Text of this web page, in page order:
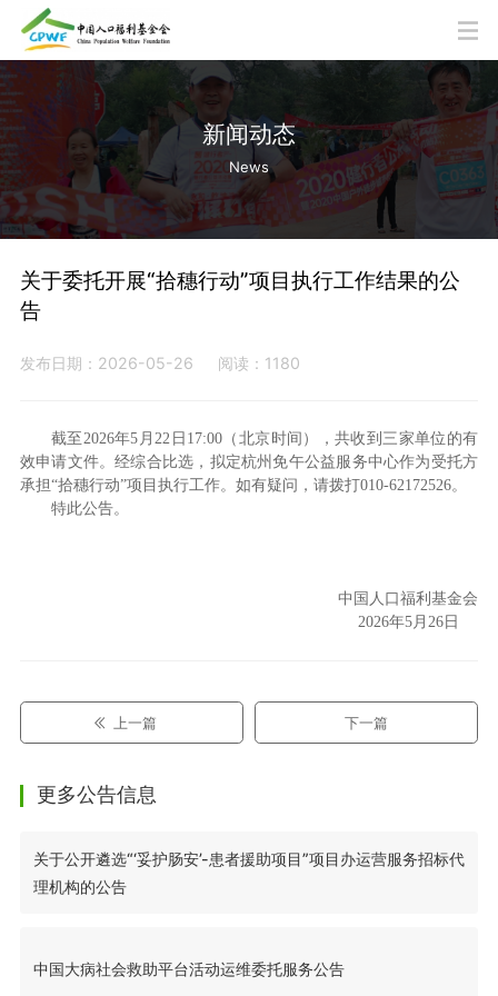
新闻动态
News
关于委托开展“拾穗行动”项目执行工作结果的公
告
发布日期：2026-05-26 阅读：1180
截至2026年5月22日17:00（北京时间），共收到三家单位的有
效申请文件。经综合比选，拟定杭州免午公益服务中心作为受托方
承担“拾穗行动”项目执行工作。如有疑问，请拨打010-62172526。
特此公告。
中国人口福利基金会
2026年5月26日
上一篇 下一篇
更多公告信息
关于公开遴选“‘妥护肠安’-患者援助项目”项目办运营服务招标代
理机构的公告
中国大病社会救助平台活动运维委托服务公告